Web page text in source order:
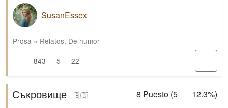
SusanEssex
Prosa » Relatos, De humor
843
5 22
8 Puesto (5 12.3%)
Съкровище 🇧🇬